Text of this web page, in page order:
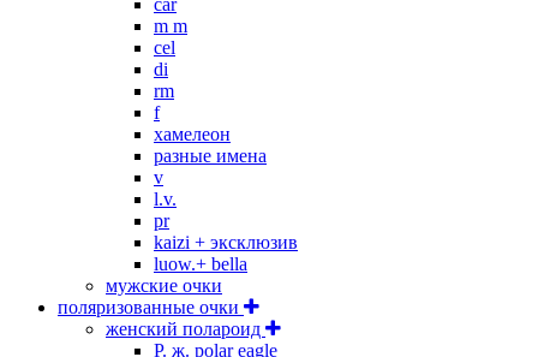
m m
cel
di
rm
f
хамелеон
разные имена
v
l.v.
pr
kaizi + эксклюзив
luow.+ bella
мужские очки
поляризованные очки
женский полароид
P. ж. polar eagle